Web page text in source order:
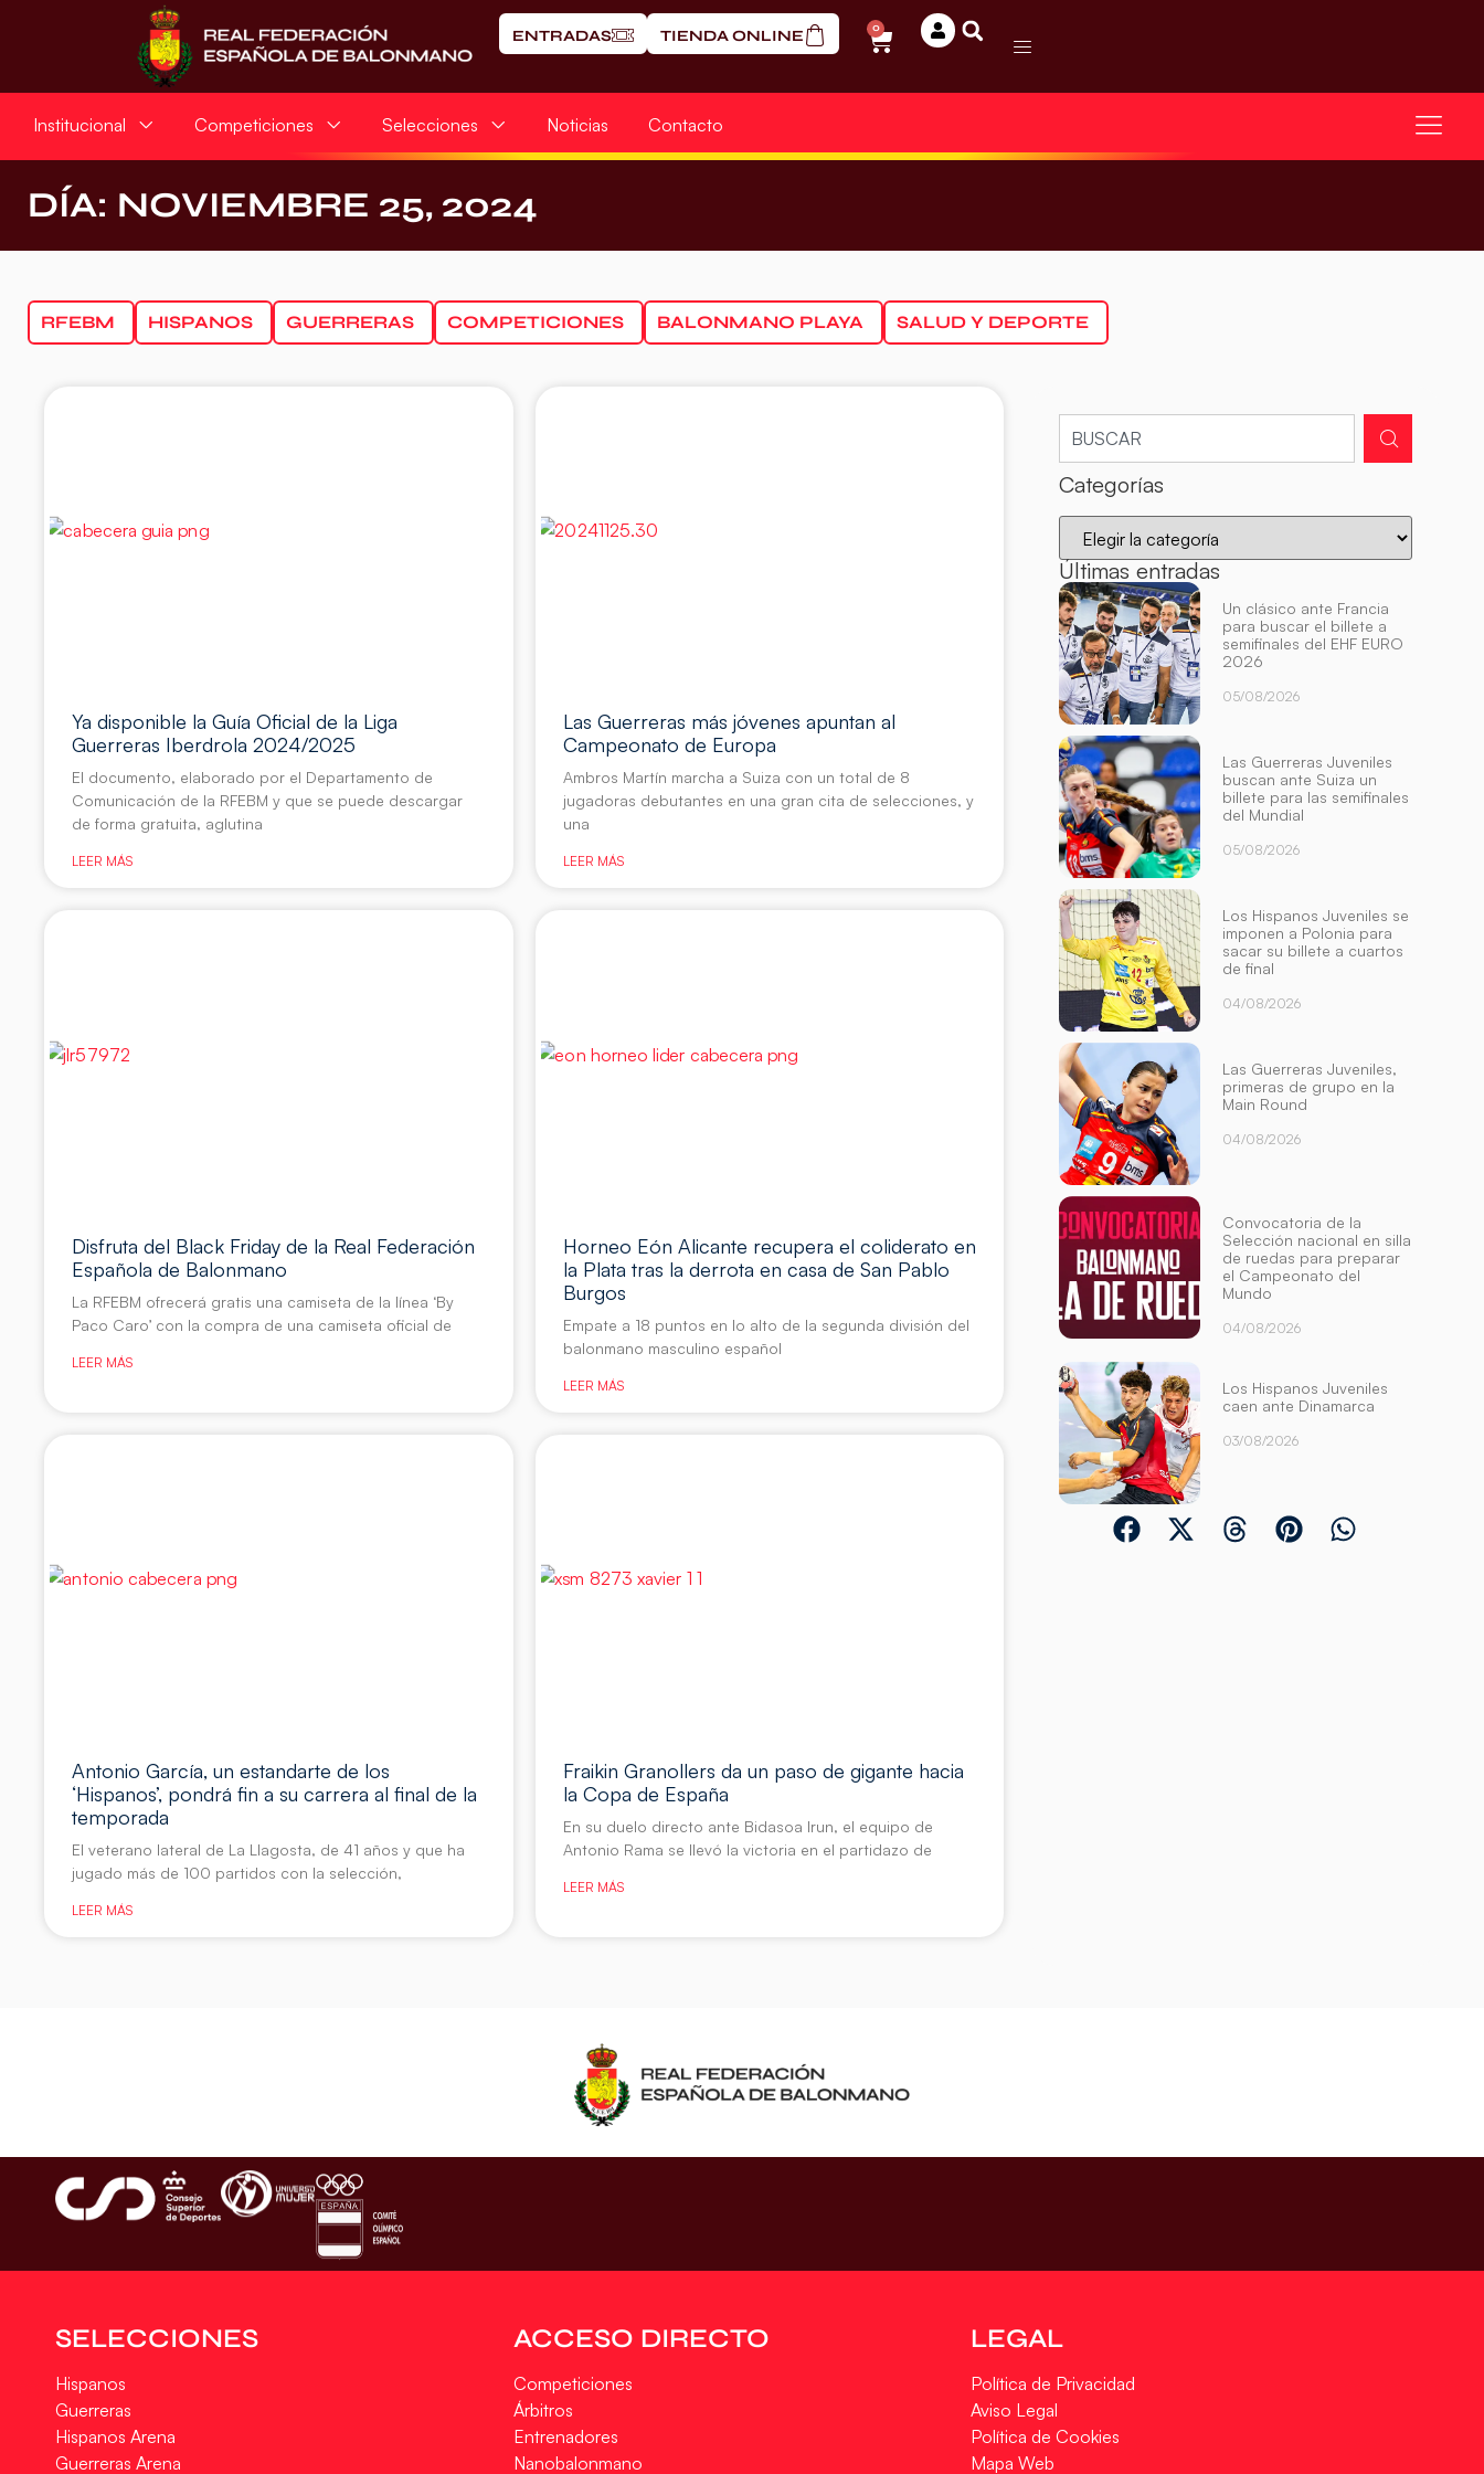
ENTRADAS TIENDA ONLINE 0
Institucional Competiciones Selecciones Noticias Contacto
DÍA: NOVIEMBRE 25, 2024
RFEBM HISPANOS GUERRERAS COMPETICIONES BALONMANO PLAYA SALUD Y DEPORTE
Ya disponible la Guía Oficial de la Liga
Guerreras Iberdrola 2024/2025
El documento, elaborado por el Departamento de
Comunicación de la RFEBM y que se puede descargar
de forma gratuita, aglutina
LEER MÁS
Las Guerreras más jóvenes apuntan al
Campeonato de Europa
Ambros Martín marcha a Suiza con un total de 8
jugadoras debutantes en una gran cita de selecciones, y
una
LEER MÁS
Disfruta del Black Friday de la Real Federación
Española de Balonmano
La RFEBM ofrecerá gratis una camiseta de la línea ‘By
Paco Caro’ con la compra de una camiseta oficial de
LEER MÁS
Horneo Eón Alicante recupera el coliderato en
la Plata tras la derrota en casa de San Pablo
Burgos
Empate a 18 puntos en lo alto de la segunda división del
balonmano masculino español
LEER MÁS
Antonio García, un estandarte de los
‘Hispanos’, pondrá fin a su carrera al final de la
temporada
El veterano lateral de La Llagosta, de 41 años y que ha
jugado más de 100 partidos con la selección,
LEER MÁS
Fraikin Granollers da un paso de gigante hacia
la Copa de España
En su duelo directo ante Bidasoa Irun, el equipo de
Antonio Rama se llevó la victoria en el partidazo de
LEER MÁS
Categorías
Últimas entradas
Un clásico ante Francia
para buscar el billete a
semifinales del EHF EURO
2026
05/08/2026
Las Guerreras Juveniles
buscan ante Suiza un
billete para las semifinales
del Mundial
05/08/2026
Los Hispanos Juveniles se
imponen a Polonia para
sacar su billete a cuartos
de final
04/08/2026
Las Guerreras Juveniles,
primeras de grupo en la
Main Round
04/08/2026
Convocatoria de la
Selección nacional en silla
de ruedas para preparar
el Campeonato del
Mundo
04/08/2026
Los Hispanos Juveniles
caen ante Dinamarca
03/08/2026
SELECCIONES
Hispanos
Guerreras
Hispanos Arena
Guerreras Arena
ACCESO DIRECTO
Competiciones
Árbitros
Entrenadores
Nanobalonmano
LEGAL
Política de Privacidad
Aviso Legal
Política de Cookies
Mapa Web